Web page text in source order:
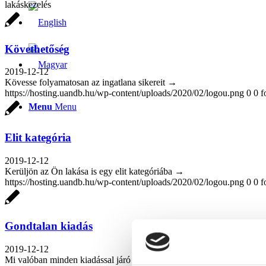
Menu Menu
lakáskezelés
Követhetőség
2019-12-12
Kövesse folyamatosan az ingatlana sikereit →
https://hosting.uandb.hu/wp-content/uploads/2020/02/logou.png 0 0
Elit kategória
2019-12-12
Kerüljön az Ön lakása is egy elit kategóriába →
https://hosting.uandb.hu/wp-content/uploads/2020/02/logou.png 0 0
Gondtalan kiadás
2019-12-12
Mi valóban minden kiadással járó terhet leveszünk a válláról →